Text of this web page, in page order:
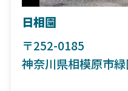
日相園
〒252-0185
神奈川県相模原市